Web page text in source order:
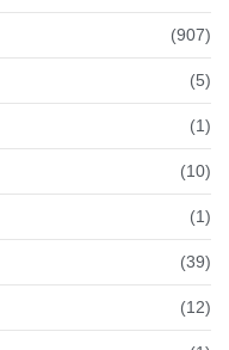
(907)
(5)
(1)
(10)
(1)
(39)
(12)